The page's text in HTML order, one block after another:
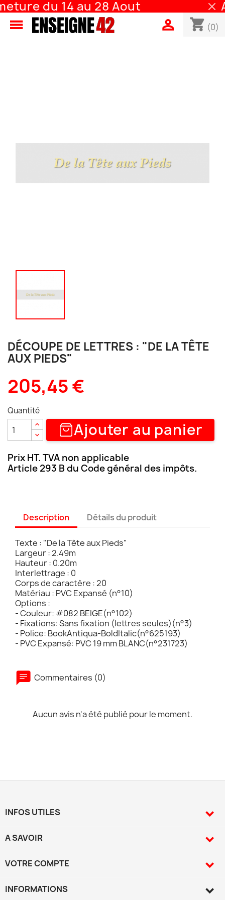
du 14 au 28 Aout
 shopping_cart (0)

DÉCOUPE DE LETTRES : "DE LA TÊTE
AUX PIEDS"
205,45 €
Quantité
Ajouter au panier
Prix HT. TVA non applicable
Article 293 B du Code général des impôts.
Description Détails du produit
Texte : "De la Tête aux Pieds"
Largeur : 2.49m
Hauteur : 0.20m
Interlettrage : 0
Corps de caractère : 20
Matériau : PVC Expansé (n°10)
Options :
- Couleur: #082 BEIGE(n°102)
- Fixations: Sans fixation (lettres seules)(n°3)
- Police: BookAntiqua-BoldItalic(n°625193)
- PVC Expansé: PVC 19 mm BLANC(n°231723)
Commentaires (0)
Aucun avis n'a été publié pour le moment.
INFOS UTILES 
A SAVOIR 
VOTRE COMPTE 
INFORMATIONS keyboard_arrow_down